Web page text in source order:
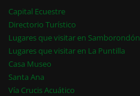
Capital Ecuestre
Directorio Turístico
Lugares que visitar en Samborondón
Lugares que visitar en La Puntilla
Casa Museo
Santa Ana
Vía Crucis Acuático